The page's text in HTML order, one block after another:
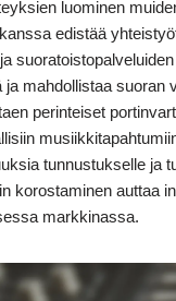
luominen
edistää
ja mahdollistaa suoran
perinteiset
tunnustukselle ja
korostaminen auttaa
markkinassa.